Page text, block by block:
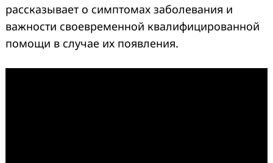
рассказывает о симптомах заболевания и
важности своевременной квалифицированной
помощи в случае их появления.